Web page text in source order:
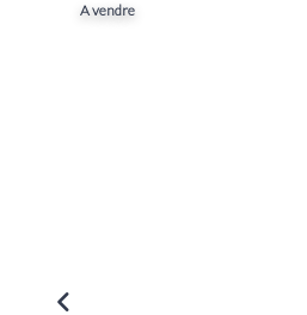
A vendre